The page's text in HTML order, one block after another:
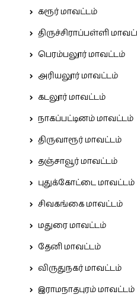
கரூர் மாவட்டம்
திருச்சிராப்பள்ளி
பெரம்பலூர் மாவட்டம்
அரியலூர் மாவட்டம்
கடலூர் மாவட்டம்
நாகப்பட்டினம் மாவட்டம்
திருவாரூர் மாவட்டம்
தஞ்சாவூர் மாவட்டம்
புதுக்கோட்டை மாவட்டம்
சிவகங்கை மாவட்டம்
மதுரை மாவட்டம்
தேனி மாவட்டம்
விருதுநகர் மாவட்டம்
இராமநாதபுரம் மாவட்டம்